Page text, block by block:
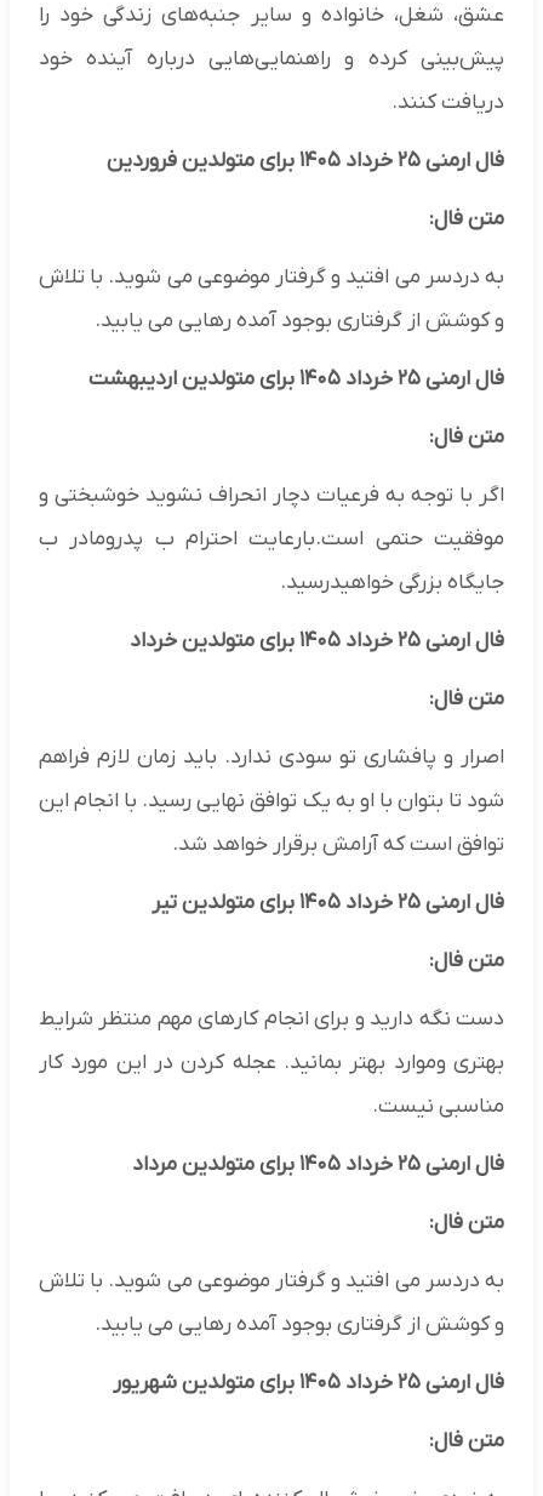
عشق، شغل، خانواده و سایر جنبه‌های زندگی خود را
پیش‌بینی کرده و راهنمایی‌هایی درباره آینده خود
دریافت کنند.
فال ارمنی ۲۵ خرداد ۱۴۰۵ برای متولدین فروردین
متن فال:
به دردسر می افتید و گرفتار موضوعی می شوید. با تلاش
و کوشش از گرفتاری بوجود آمده رهایی می یابید.
فال ارمنی ۲۵ خرداد ۱۴۰۵ برای متولدین اردیبهشت
متن فال:
اگر با توجه به فرعیات دچار انحراف نشوید خوشبختی و
موفقیت حتمی است.بارعایت احترام ب پدرومادر ب
جایگاه بزرگی خواهیدرسید.
فال ارمنی ۲۵ خرداد ۱۴۰۵ برای متولدین خرداد
متن فال:
اصرار و پافشاری تو سودی ندارد. باید زمان لازم فراهم
شود تا بتوان با او به یک توافق نهایی رسید. با انجام این
توافق است که آرامش برقرار خواهد شد.
فال ارمنی ۲۵ خرداد ۱۴۰۵ برای متولدین تیر
متن فال:
دست نگه دارید و برای انجام کارهای مهم منتظر شرایط
بهتری وموارد بهتر بمانید. عجله کردن در این مورد کار
مناسبی نیست.
فال ارمنی ۲۵ خرداد ۱۴۰۵ برای متولدین مرداد
متن فال:
به دردسر می افتید و گرفتار موضوعی می شوید. با تلاش
و کوشش از گرفتاری بوجود آمده رهایی می یابید.
فال ارمنی ۲۵ خرداد ۱۴۰۵ برای متولدین شهریور
متن فال: